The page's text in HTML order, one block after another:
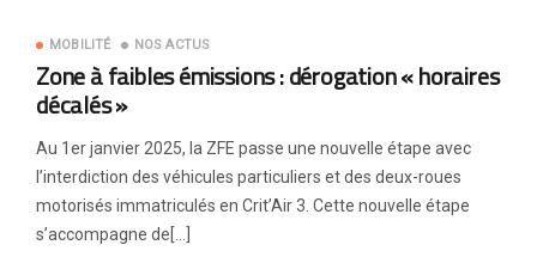
MOBILITÉ NOS ACTUS
Zone à faibles émissions : dérogation « horaires
décalés »
Au 1er janvier 2025, la ZFE passe une nouvelle étape avec
l’interdiction des véhicules particuliers et des deux-roues
motorisés immatriculés en Crit’Air 3. Cette nouvelle étape
s’accompagne de[…]